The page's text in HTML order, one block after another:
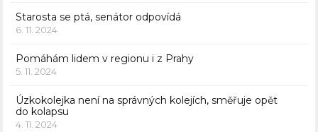
Starosta se ptá, senátor odpovídá
6. 11. 2024
Pomáhám lidem v regionu i z Prahy
5. 11. 2024
Úzkokolejka není na správných kolejích, směřuje opět
do kolapsu
4. 11. 2024